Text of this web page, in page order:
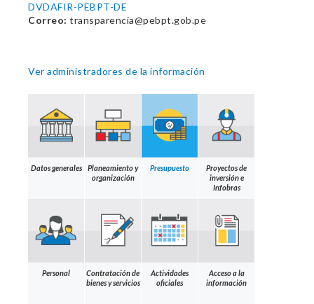
DVDAFIR-PEBPT-DE
Correo: transparencia@pebpt.gob.pe
Ver administradores de la información
Datos generales
Planeamiento y
organización
Presupuesto
Proyectos de
inversión e
Infobras
Personal
Contratación de
bienes y servicios
Actividades
oficiales
Acceso a la
información